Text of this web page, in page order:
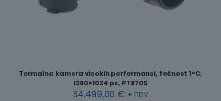
Termalna kamera visokih performansi, točnost 1°C,
1280×1024 px, PT870S
34.499,00 € + PDV